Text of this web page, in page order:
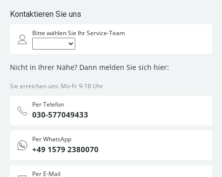
Kontaktieren Sie uns
Bitte wählen Sie Ihr Service-Team
Nicht in Ihrer Nähe? Dann melden Sie sich hier:
Sie erreichen uns: Mo-Fr 9-18 Uhr
Per Telefon
030-577049433
Per WhatsApp
+49 1579 2380070
Per E-Mail